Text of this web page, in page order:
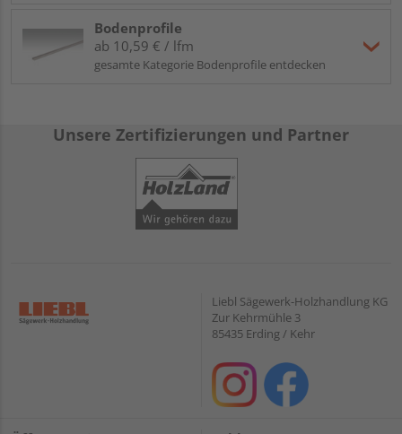
Bodenprofile
ab 10,59 € / lfm
gesamte Kategorie Bodenprofile entdecken
Unsere Zertifizierungen und Partner
Liebl Sägewerk-Holzhandlung KG
Zur Kehrmühle 3
85435 Erding / Kehr